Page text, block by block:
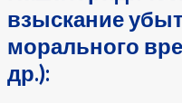
взыскание
морального
др.):